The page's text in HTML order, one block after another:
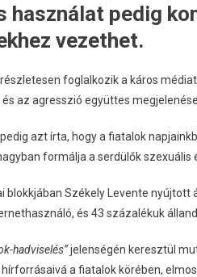
használat pedig
vezethet.
foglalkozik a káros
és az agresszió együttes megjelenése
azt írta, hogy a fiatalok
formálja a serdülők szexuális
blokkjában Székely Levente nyújtott
és 43 százalékuk
hadviselés”jelenségén keresztül
hírforrásaivá a fiatalok körében,